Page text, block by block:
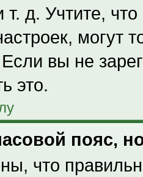
д. Учтите,
могут
вы не
это.
пояс,
что